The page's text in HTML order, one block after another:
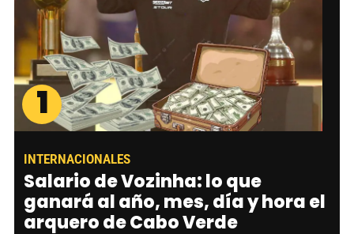
1
INTERNACIONALES
Salario de Vozinha: lo que
ganará al año, mes, día y hora el
arquero de Cabo Verde